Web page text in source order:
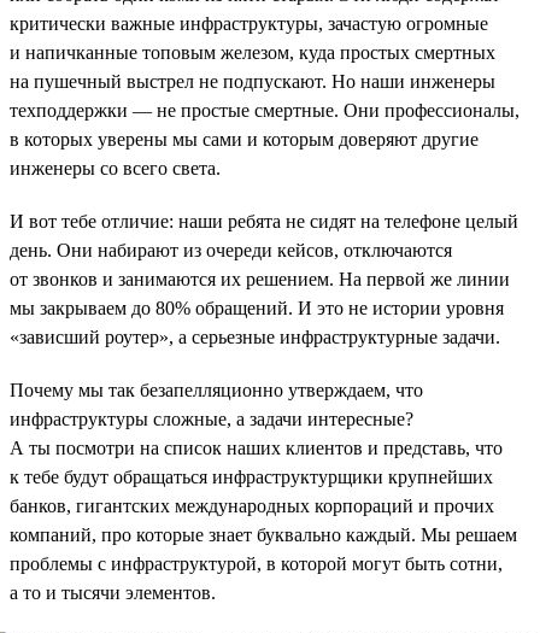
критически важные инфраструктуры, зачастую огромные
и напичканные топовым железом, куда простых смертных
на пушечный выстрел не подпускают. Но наши инженеры
техподдержки — не простые смертные. Они профессионалы,
в которых уверены мы сами и которым доверяют другие
инженеры со всего света.
И вот тебе отличие: наши ребята не сидят на телефоне целый
день. Они набирают из очереди кейсов, отключаются
от звонков и занимаются их решением. На первой же линии
мы закрываем до 80% обращений. И это не истории уровня
«зависший роутер», а серьезные инфраструктурные задачи.
Почему мы так безапелляционно утверждаем, что
инфраструктуры сложные, а задачи интересные?
А ты посмотри на список наших клиентов и представь, что
к тебе будут обращаться инфраструктурщики крупнейших
банков, гигантских международных корпораций и прочих
компаний, про которые знает буквально каждый. Мы решаем
проблемы с инфраструктурой, в которой могут быть сотни,
а то и тысячи элементов.